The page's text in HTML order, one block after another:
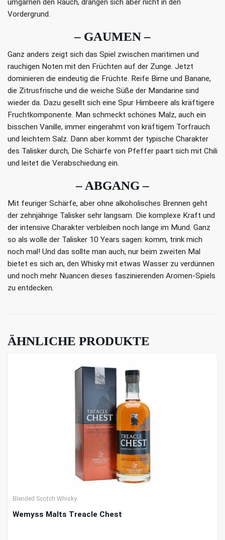
umgarnen den Rauch, drängen sich aber nicht in den
Vordergrund.
– GAUMEN –
Ganz anders zeigt sich das Spiel zwischen maritimen und
rauchigen Noten mit den Früchten auf der Zunge. Jetzt
dominieren die eindeutig die Früchte. Reife Birne und Banane,
die Zitrusfrische und die weiche Süße der Mandarine sind
wieder da. Dazu gesellt sich eine Spur Himbeere als kräftigere
Fruchtkomponente. Man schmeckt schönes Malz, auch ein
bisschen Vanille, immer eingerahmt von kräftigem Torfrauch
und leichtem Salz. Dann aber kommt der typische Charakter
des Talisker durch, Die Schärfe von Pfeffer paart sich mit Chili
und leitet die Verabschiedung ein.
– ABGANG –
Mit feuriger Schärfe, aber ohne alkoholisches Brennen geht
der zehnjährige Talisker sehr langsam. Die komplexe Kraft und
der intensive Charakter verbleiben noch lange im Mund. Ganz
so als wolle der Talisker 10 Years sagen: komm, trink mich
noch mal! Und das sollte man auch, nur beim zweiten Mal
bietet es sich an, den Whisky mit etwas Wasser zu verdünnen
und noch mehr Nuancen dieses faszinierenden Aromen-Spiels
zu entdecken.
ÄHNLICHE PRODUKTE
Blended Scotch Whisky
Wemyss Malts Treacle Chest